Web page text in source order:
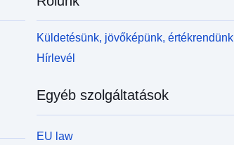
Küldetésünk, jövőképünk, értékrendünk
Hírlevél
Egyéb szolgáltatások
EU law